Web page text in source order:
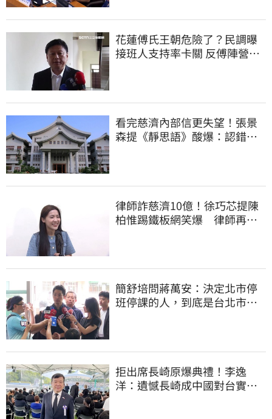
花蓮傅氏王朝危險了？民調曝
接班人支持率卡關 反傅陣營迎
看完慈濟內部信更失望！張景
森提《靜思語》酸爆：認錯有
律師詐慈濟10億！徐巧芯提陳
柏惟踢鐵板網笑爆 律師再曬1
簡舒培問蔣萬安：決定北市停
班停課的人，到底是台北市
拒出席長崎原爆典禮！李逸
洋：遺憾長崎成中國對台實施